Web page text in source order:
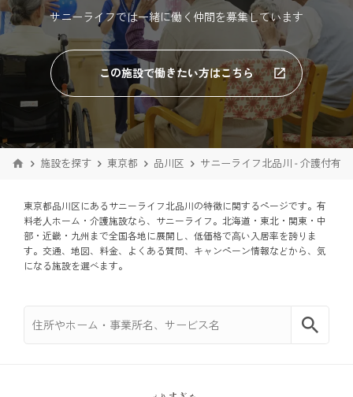
サニーライフでは一緒に働く仲間を募集しています
この施設で働きたい方はこちら
施設を探す 東京都 品川区 サニーライフ北品川 - 介護付有
東京都品川区にあるサニーライフ北品川の特徴に関するページです。有
料老⼈ホーム・介護施設なら、サニーライフ。北海道・東北・関東・中
部・近畿・九州まで全国各地に展開し、低価格で⾼い入居率を誇りま
す。交通、地図、料金、よくある質問、キャンペーン情報などから、気
になる施設を選べます。